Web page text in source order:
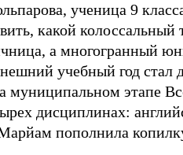
ученица 9
какой
а многогранный
учебный год
муниципальном этапе
дисциплинах:
пополнила